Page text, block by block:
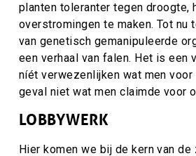
planten toleranter tegen droogte,
overstromingen te maken. Tot nu
van genetisch gemanipuleerde
een verhaal van falen. Het is een
níét verwezenlijken wat men voor
geval niet wat men claimde voor
LOBBYWERK
Hier komen we bij de kern van de